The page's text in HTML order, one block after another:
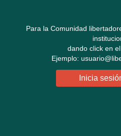
Para la Comunidad
dando click en
Ejemplo:
Inicia